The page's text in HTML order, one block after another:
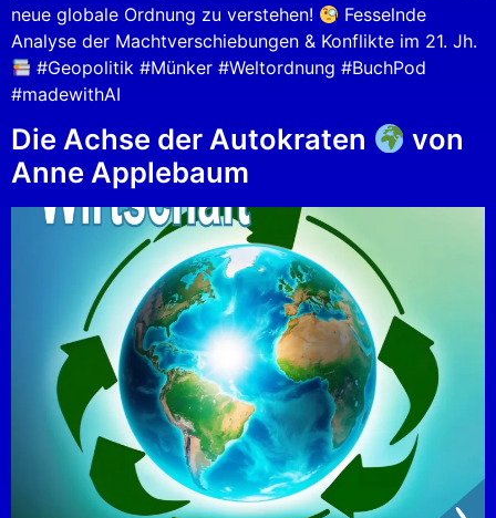
neue globale Ordnung zu verstehen!
Fesselnde
Analyse der Machtverschiebungen & Konflikte im 21. Jh.
#Geopolitik #Münker #Weltordnung #BuchPod
#madewithAI
Die Achse der Autokraten
von
Anne Applebaum